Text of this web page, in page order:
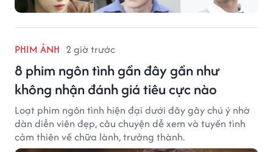
PHIM ẢNH 2 giờ trước
8 phim ngôn tình gần đây gần như
không nhận đánh giá tiêu cực nào
Loạt phim ngôn tình hiện đại dưới đây gây chú ý nhờ
dàn diễn viên đẹp, câu chuyện dễ xem và tuyến tình
cảm thiên về chữa lành, trưởng thành.